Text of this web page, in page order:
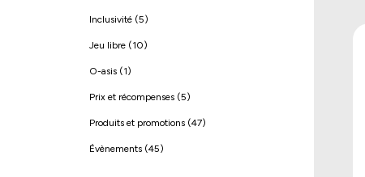
Inclusivité (5)
Jeu libre (10)
O-asis (1)
Prix et récompenses (5)
Produits et promotions (47)
Évènements (45)